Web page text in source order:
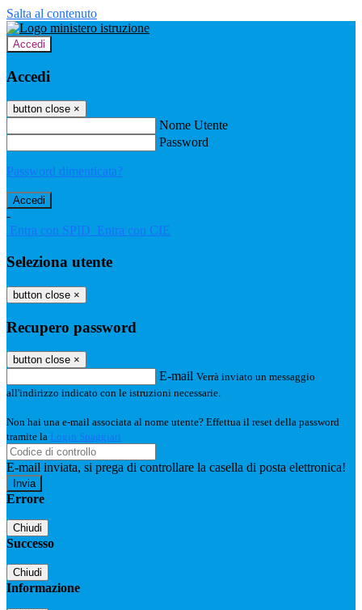
Salta al contenuto
Accedi
Accedi
button close ×
Nome Utente
Password
Password dimenticata?
-
Entra con SPID Entra con CIE
Seleziona utente
button close ×
Recupero password
button close ×
E-mail Verrà inviato un messaggio
all'indirizzo indicato con le istruzioni necessarie.
Non hai una e-mail associata al nome utente? Effettua il reset della password
tramite la Login Spaggiari
E-mail inviata, si prega di controllare la casella di posta elettronica!
Errore
Chiudi
Successo
Chiudi
Informazione